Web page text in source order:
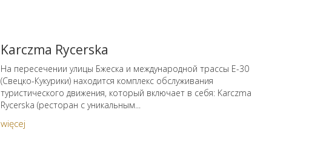
Karczma Rycerska
На пересечении улицы Бжеска и международной трассы Е-30
(Свецко-Кукурики) находится комплекс обслуживания
туристического движения, который включает в себя: Karczma
Rycerska (ресторан с уникальным...
więcej